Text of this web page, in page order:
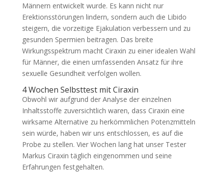
Männern entwickelt wurde. Es kann nicht nur
Erektionsstörungen lindern, sondern auch die Libido
steigern, die vorzeitige Ejakulation verbessern und zu
gesunden Spermien beitragen. Das breite
Wirkungsspektrum macht Ciraxin zu einer idealen Wahl
für Männer, die einen umfassenden Ansatz für ihre
sexuelle Gesundheit verfolgen wollen.
4 Wochen Selbsttest mit Ciraxin
Obwohl wir aufgrund der Analyse der einzelnen
Inhaltsstoffe zuversichtlich waren, dass Ciraxin eine
wirksame Alternative zu herkömmlichen Potenzmitteln
sein würde, haben wir uns entschlossen, es auf die
Probe zu stellen. Vier Wochen lang hat unser Tester
Markus Ciraxin täglich eingenommen und seine
Erfahrungen festgehalten.